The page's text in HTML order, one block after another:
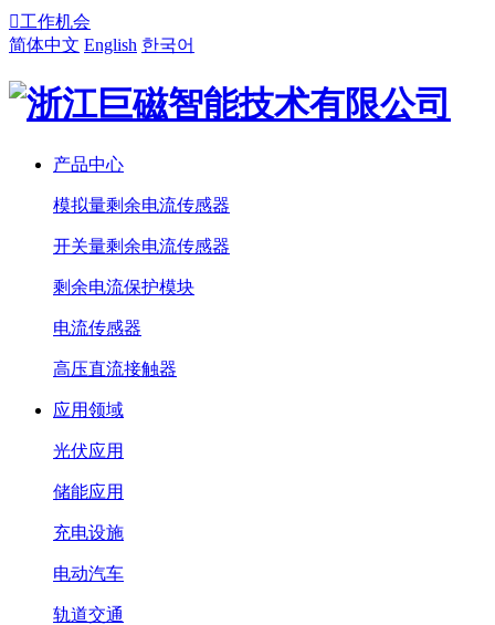
工作机会
简体中文 English 한국어
产品中心
模拟量剩余电流传感器
开关量剩余电流传感器
剩余电流保护模块
电流传感器
高压直流接触器
应用领域
光伏应用
储能应用
充电设施
电动汽车
轨道交通